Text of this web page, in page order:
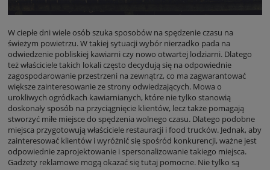
W ciepłe dni wiele osób szuka sposobów na spędzenie czasu na
świeżym powietrzu. W takiej sytuacji wybór nierzadko pada na
odwiedzenie pobliskiej kawiarni czy nowo otwartej lodziarni. Dlatego
też właściciele takich lokali często decydują się na odpowiednie
zagospodarowanie przestrzeni na zewnątrz, co ma zagwarantować
większe zainteresowanie ze strony odwiedzających. Mowa o
urokliwych ogródkach kawiarnianych, które nie tylko stanowią
doskonały sposób na przyciągnięcie klientów, lecz także pomagają
stworzyć miłe miejsce do spędzenia wolnego czasu. Dlatego podobne
miejsca przygotowują właściciele restauracji i food trucków. Jednak, aby
zainteresować klientów i wyróżnić się spośród konkurencji, ważne jest
odpowiednie zaprojektowanie i spersonalizowanie takiego miejsca.
Gadżety reklamowe mogą okazać się tutaj pomocne. Nie tylko są